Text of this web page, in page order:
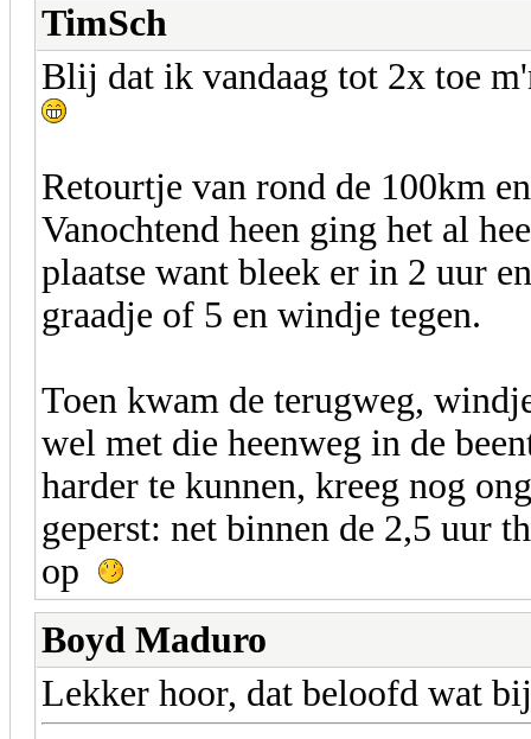
TimSch
Blij dat ik vandaag tot 2x toe
Retourtje van rond de 100km
Vanochtend heen ging het al
plaatse want bleek er in 2 uur
graadje of 5 en windje tegen.
Toen kwam de terugweg,
wel met die heenweg in de
harder te kunnen, kreeg nog
geperst: net binnen de 2,5 uur
op
Boyd Maduro
Lekker hoor, dat beloofd wat